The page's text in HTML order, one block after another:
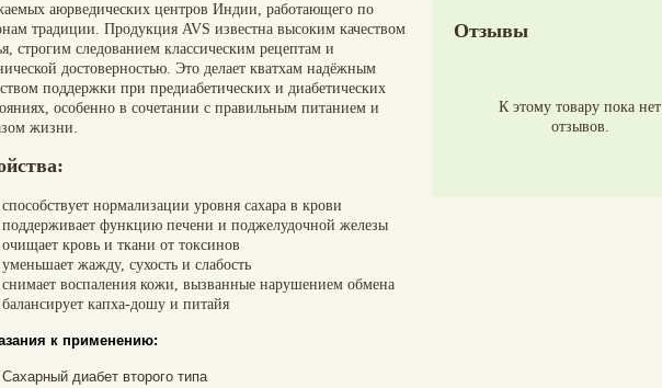
аюрведических центров Индии, работающего по
традиции. Продукция AVS известна высоким качеством
строгим следованием классическим рецептам и
достоверностью. Это делает кватхам надёжным
поддержки при предиабетических и диабетических
особенно в сочетании с правильным питанием и
жизни.
способствует нормализации уровня сахара в крови
поддерживает функцию печени и поджелудочной железы
очищает кровь и ткани от токсинов
уменьшает жажду, сухость и слабость
снимает воспаления кожи, вызванные нарушением обмена
балансирует капха-дошу и питайя
к применению:
Сахарный диабет второго типа
Отзывы
К этому товару пока нет
отзывов.